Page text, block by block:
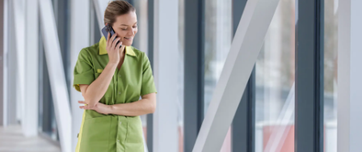
LINKEDINYOUTUBEFACEBOOK
TWITTER